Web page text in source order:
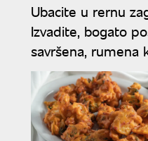
Ubacite u rernu
Izvadite, bogato
savršena, rumena